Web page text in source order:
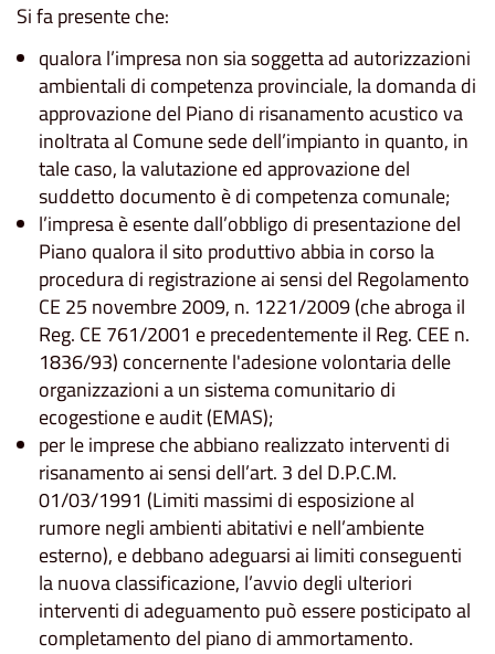
Si fa presente che:
qualora l’impresa non sia soggetta ad autorizzazioni
ambientali di competenza provinciale, la domanda di
approvazione del Piano di risanamento acustico va
inoltrata al Comune sede dell’impianto in quanto, in
tale caso, la valutazione ed approvazione del
suddetto documento è di competenza comunale;
l’impresa è esente dall’obbligo di presentazione del
Piano qualora il sito produttivo abbia in corso la
procedura di registrazione ai sensi del Regolamento
CE 25 novembre 2009, n. 1221/2009 (che abroga il
Reg. CE 761/2001 e precedentemente il Reg. CEE n.
1836/93) concernente l'adesione volontaria delle
organizzazioni a un sistema comunitario di
ecogestione e audit (EMAS);
per le imprese che abbiano realizzato interventi di
risanamento ai sensi dell’art. 3 del D.P.C.M.
01/03/1991 (Limiti massimi di esposizione al
rumore negli ambienti abitativi e nell’ambiente
esterno), e debbano adeguarsi ai limiti conseguenti
la nuova classificazione, l’avvio degli ulteriori
interventi di adeguamento può essere posticipato al
completamento del piano di ammortamento.